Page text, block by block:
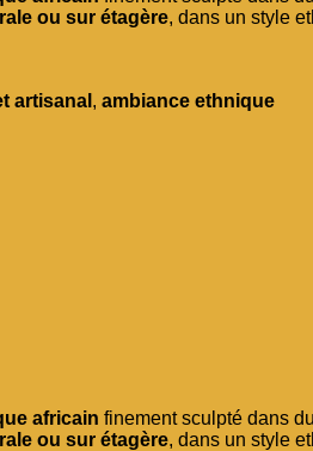
ou sur étagère, dans un style
artisanal , ambiance ethnique
africain finement sculpté dans
ou sur étagère, dans un style